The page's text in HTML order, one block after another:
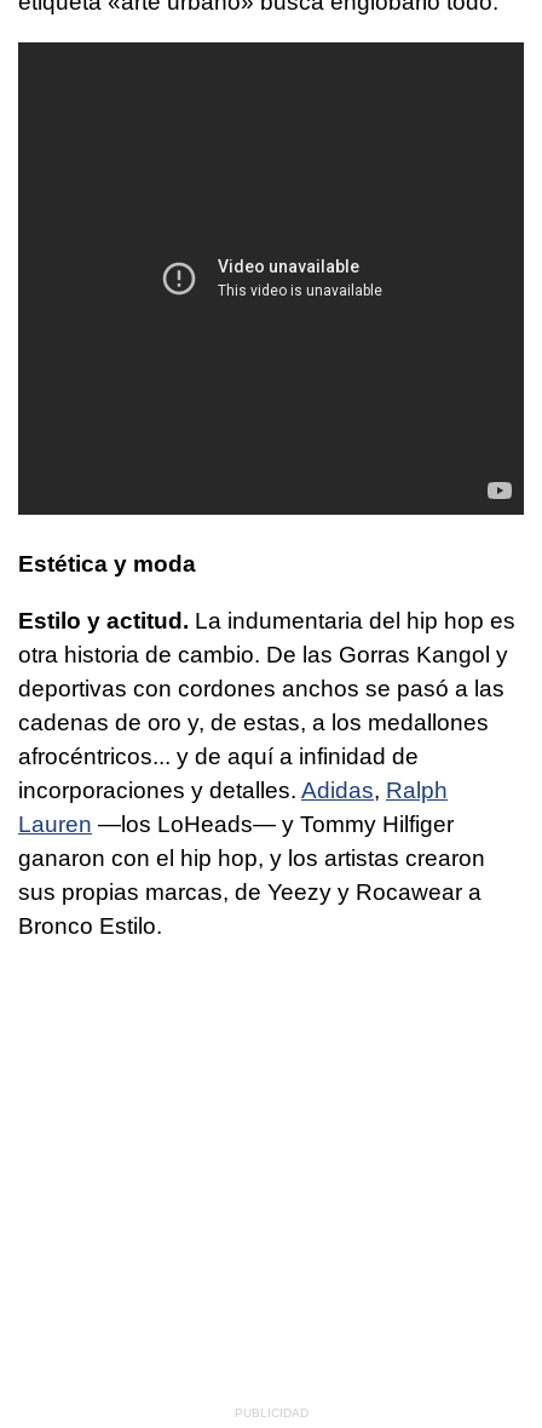
Estética y moda
Estilo y actitud. La indumentaria del hip hop es
otra historia de cambio. De las Gorras Kangol y
deportivas con cordones anchos se pasó a las
cadenas de oro y, de estas, a los medallones
afrocéntricos... y de aquí a infinidad de
incorporaciones y detalles. Adidas, Ralph
Lauren —los LoHeads— y Tommy Hilfiger
ganaron con el hip hop, y los artistas crearon
sus propias marcas, de Yeezy y Rocawear a
Bronco Estilo.